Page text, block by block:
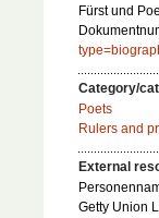
Fürst und
Category/
Poets
Rulers and
External
Getty Union